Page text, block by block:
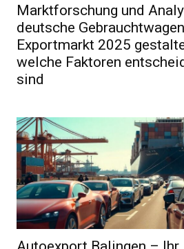
Marktforschung und
deutsche
Exportmarkt 2025
welche Faktoren
sind